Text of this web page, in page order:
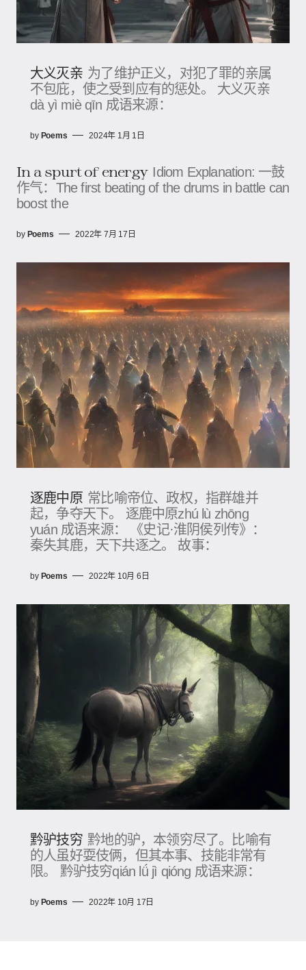
大义灭亲 为了维护正义，对犯了罪的亲属
不包庇，使之受到应有的惩处。 大义灭亲
dà yì miè qīn 成语来源：
by Poems 2024年 1月 1日
In a spurt of energy Idiom Explanation: 一鼓
作气：The first beating of the drums in battle can
boost the
by Poems 2022年 7月 17日
逐鹿中原 常比喻帝位、政权，指群雄并
起，争夺天下。 逐鹿中原zhú lù zhōng
yuán 成语来源： 《史记·淮阴侯列传》：
秦失其鹿，天下共逐之。 故事：
by Poems 2022年 10月 6日
黔驴技穷 黔地的驴，本领穷尽了。比喻有
的人虽好耍伎俩，但其本事、技能非常有
限。 黔驴技穷qián lǘ jì qióng 成语来源：
by Poems 2022年 10月 17日